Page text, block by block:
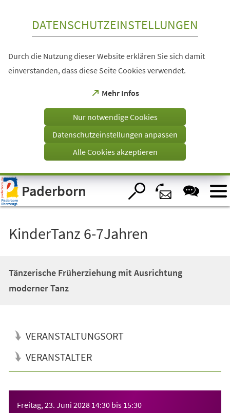
Visuelle
Assistenzsoftware
öffnen.
DATENSCHUTZEINSTELLUNGEN
Durch die Nutzung dieser Website erklären Sie sich damit
einverstanden, dass diese Seite Cookies verwendet.
Mehr Infos
(Öffnet
einem
Tab)
Nur notwendige Cookies
Datenschutzeinstellungen anpassen
Alle Cookies akzeptieren
Paderborn
KinderTanz 6-7Jahren
Tänzerische Früherziehung mit Ausrichtung
moderner Tanz
VERANSTALTUNGSORT
VERANSTALTER
Freitag, 23. Juni 2028 14:30 bis 15:30